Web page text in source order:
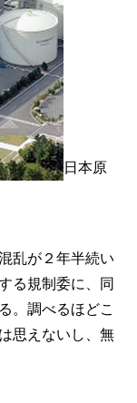
日本原
乱が２年半続い
る規制委に、同
。調べるほどこ
思えないし、無